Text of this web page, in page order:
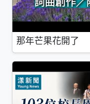
那年芒果花開了